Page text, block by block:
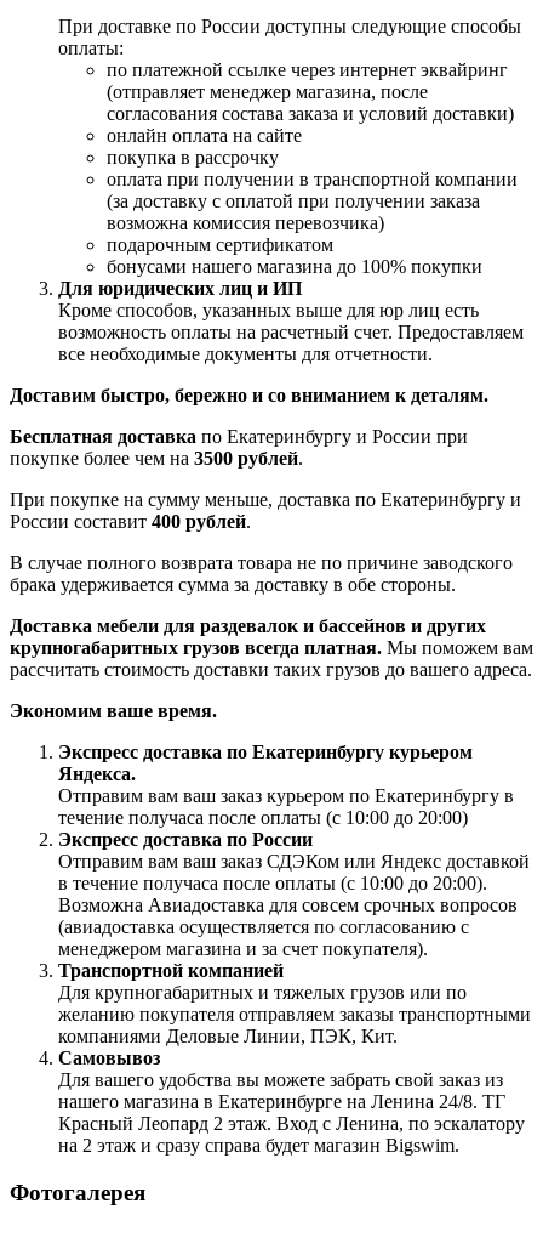
При доставке по России доступны следующие способы
оплаты:
по платежной ссылке через интернет эквайринг
(отправляет менеджер магазина, после
согласования состава заказа и условий доставки)
онлайн оплата на сайте
покупка в рассрочку
оплата при получении в транспортной компании
(за доставку с оплатой при получении заказа
возможна комиссия перевозчика)
подарочным сертификатом
бонусами нашего магазина до 100% покупки
Для юридических лиц и ИП
Кроме способов, указанных выше для юр лиц есть
возможность оплаты на расчетный счет. Предоставляем
все необходимые документы для отчетности.
Доставим быстро, бережно и со вниманием к деталям.
Бесплатная доставка по Екатеринбургу и России при
покупке более чем на 3500 рублей.
При покупке на сумму меньше, доставка по Екатеринбургу и
России составит 400 рублей.
В случае полного возврата товара не по причине заводского
брака удерживается сумма за доставку в обе стороны.
Доставка мебели для раздевалок и бассейнов и других
крупногабаритных грузов всегда платная. Мы поможем вам
рассчитать стоимость доставки таких грузов до вашего адреса.
Экономим ваше время.
Экспресс доставка по Екатеринбургу курьером
Яндекса.
Отправим вам ваш заказ курьером по Екатеринбургу в
течение получаса после оплаты (с 10:00 до 20:00)
Экспресс доставка по России
Отправим вам ваш заказ СДЭКом или Яндекс доставкой
в течение получаса после оплаты (с 10:00 до 20:00).
Возможна Авиадоставка для совсем срочных вопросов
(авиадоставка осуществляется по согласованию с
менеджером магазина и за счет покупателя).
Транспортной компанией
Для крупногабаритных и тяжелых грузов или по
желанию покупателя отправляем заказы транспортными
компаниями Деловые Линии, ПЭК, Кит.
Самовывоз
Для вашего удобства вы можете забрать свой заказ из
нашего магазина в Екатеринбурге на Ленина 24/8. ТГ
Красный Леопард 2 этаж. Вход с Ленина, по эскалатору
на 2 этаж и сразу справа будет магазин Bigswim.
Фотогалерея